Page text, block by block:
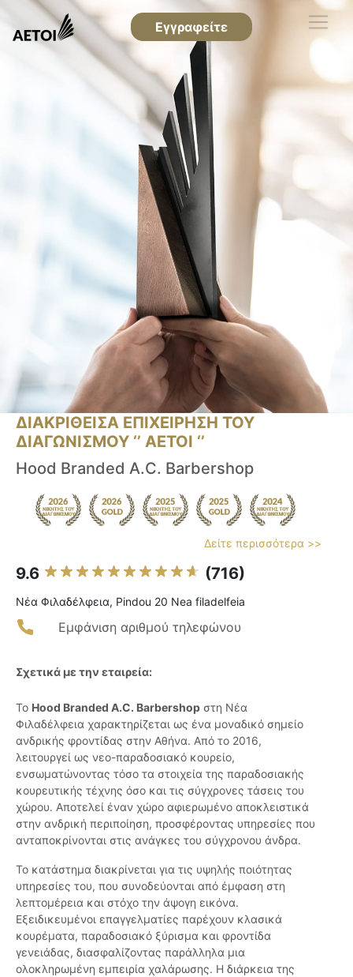
Εγγραφείτε
ΔΙΑΚΡΙΘΕΙΣΑ ΕΠΙΧΕΙΡΗΣΗ ΤΟΥ
ΔΙΑΓΩΝΙΣΜΟΥ ‘’ ΑΕΤΟΙ ‘’
Hood Branded A.C. Barbershop
Δείτε περισσότερα >>
9.6 (716)
Νέα Φιλαδέλφεια, Pindou 20 Nea filadelfeia
Εμφάνιση αριθμού τηλεφώνου
Σχετικά με την εταιρεία:
Το Hood Branded A.C. Barbershop στη Νέα
Φιλαδέλφεια χαρακτηρίζεται ως ένα μοναδικό σημείο
ανδρικής φροντίδας στην Αθήνα. Από το 2016,
λειτουργεί ως νεο-παραδοσιακό κουρείο,
ενσωματώνοντας τόσο τα στοιχεία της παραδοσιακής
κουρευτικής τέχνης όσο και τις σύγχρονες τάσεις του
χώρου. Αποτελεί έναν χώρο αφιερωμένο αποκλειστικά
στην ανδρική περιποίηση, προσφέροντας υπηρεσίες που
ανταποκρίνονται στις ανάγκες του σύγχρονου άνδρα.
Το κατάστημα διακρίνεται για τις υψηλής ποιότητας
υπηρεσίες του, που συνοδεύονται από έμφαση στη
λεπτομέρεια και στόχο την άψογη εικόνα.
Εξειδικευμένοι επαγγελματίες παρέχουν κλασικά
κουρέματα, παραδοσιακό ξύρισμα και φροντίδα
γενειάδας, διασφαλίζοντας παράλληλα μια
ολοκληρωμένη εμπειρία χαλάρωσης. Η διάρκεια της